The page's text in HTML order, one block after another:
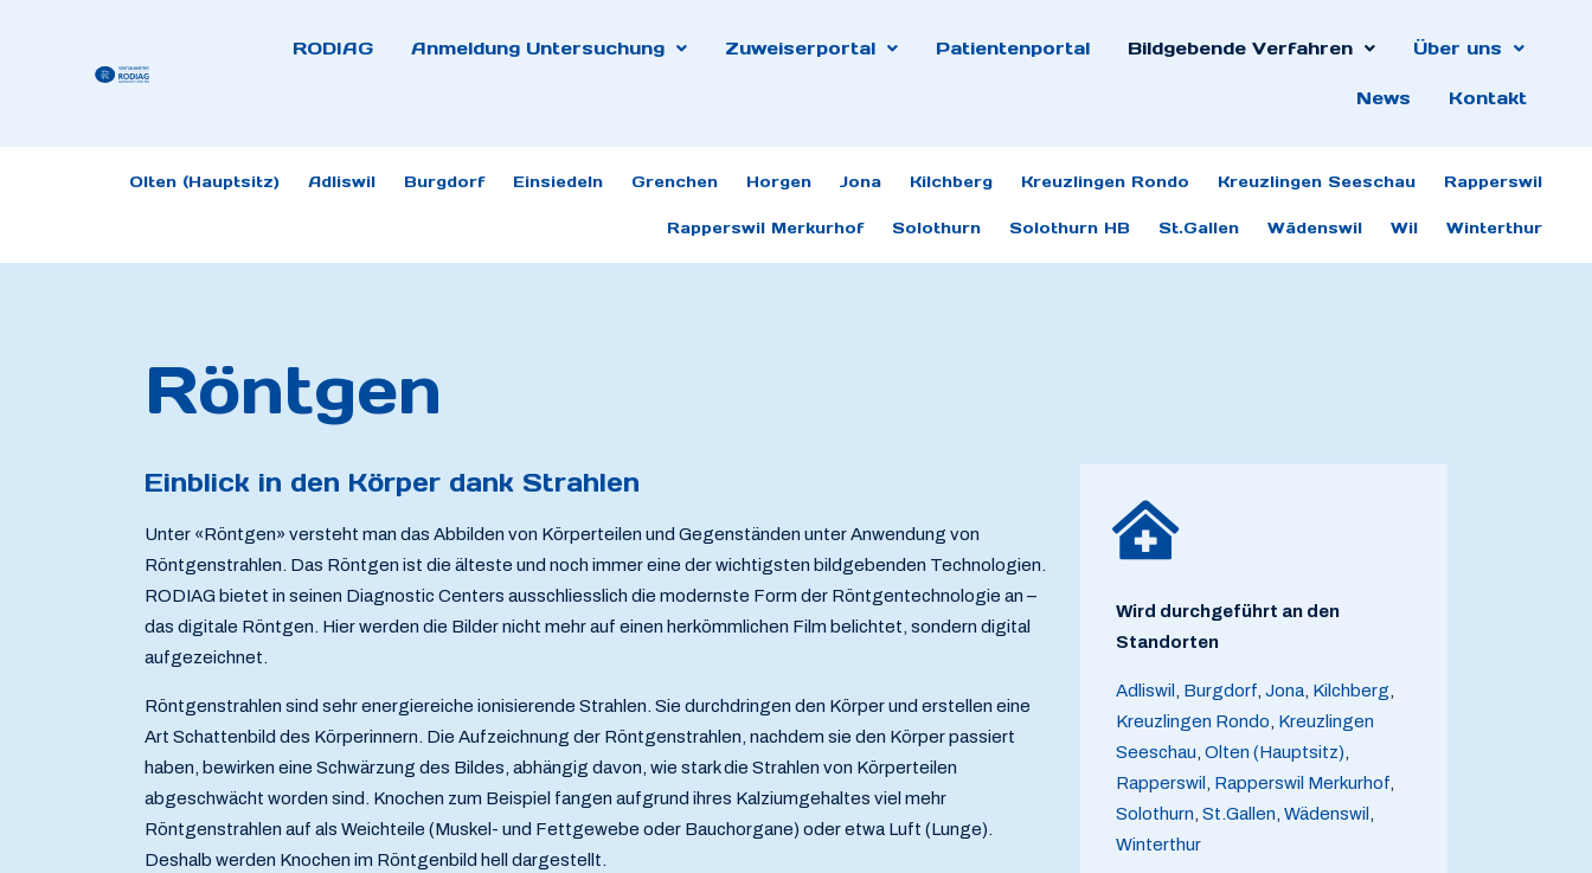
RODIAG Anmeldung Untersuchung Zuweiserportal Patientenportal Bildgebende Verfahren Über uns
News Kontakt
Olten (Hauptsitz) Adliswil Burgdorf Einsiedeln Grenchen Horgen Jona Kilchberg Kreuzlingen Rondo Kreuzlingen Seeschau Rapperswil
Rapperswil Merkurhof Solothurn Solothurn HB St.Gallen Wädenswil Wil Winterthur
Röntgen
Einblick in den Körper dank Strahlen
Unter «Röntgen» versteht man das Abbilden von Körperteilen und Gegenständen unter Anwendung von
Röntgenstrahlen. Das Röntgen ist die älteste und noch immer eine der wichtigsten bildgebenden Technologien.
RODIAG bietet in seinen Diagnostic Centers ausschliesslich die modernste Form der Röntgentechnologie an –
das digitale Röntgen. Hier werden die Bilder nicht mehr auf einen herkömmlichen Film belichtet, sondern digital
aufgezeichnet.
Röntgenstrahlen sind sehr energiereiche ionisierende Strahlen. Sie durchdringen den Körper und erstellen eine
Art Schattenbild des Körperinnern. Die Aufzeichnung der Röntgenstrahlen, nachdem sie den Körper passiert
haben, bewirken eine Schwärzung des Bildes, abhängig davon, wie stark die Strahlen von Körperteilen
abgeschwächt worden sind. Knochen zum Beispiel fangen aufgrund ihres Kalziumgehaltes viel mehr
Röntgenstrahlen auf als Weichteile (Muskel- und Fettgewebe oder Bauchorgane) oder etwa Luft (Lunge).
Deshalb werden Knochen im Röntgenbild hell dargestellt.
Wird durchgeführt an den
Standorten
Adliswil Burgdorf, Jona, Kilchberg
Kreuzlingen Rondo Kreuzlingen
Seeschau Olten (Hauptsitz)
Rapperswil
Rapperswil Merkurhof,
Solothurn St.Gallen Wädenswil
Winterthur